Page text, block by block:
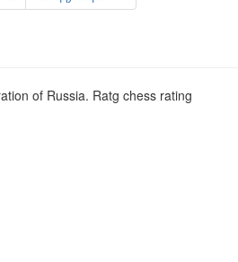
of Russia. Ratg chess rating